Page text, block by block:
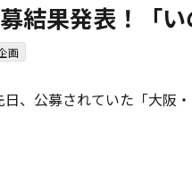
結果発表！「
画
、公募されていた「大阪